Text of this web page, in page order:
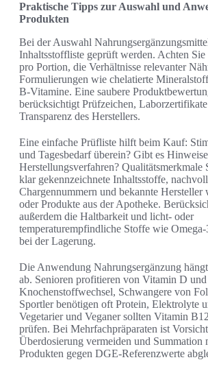
Praktische Tipps zur Auswahl und
Produkten
Bei der Auswahl
Inhaltsstoffliste geprüft werden. Achten
pro Portion, die Verhältnisse relevanter
Formulierungen wie chelatierte
B-Vitamine. Eine saubere
berücksichtigt Prüfzeichen,
Transparenz des Herstellers.
Eine einfache Prüfliste hilft beim Kauf:
und Tagesbedarf überein? Gibt es
Herstellungsverfahren? Qualitätsmerkmale
klar gekennzeichnete Inhaltsstoffe,
Chargennummern und bekannte Hersteller
oder Produkte aus der Apotheke.
außerdem die Haltbarkeit und licht- oder
temperaturempfindliche Stoffe wie
bei der Lagerung.
Die Anwendung Nahrungsergänzung
ab. Senioren profitieren von Vitamin D
Knochenstoffwechsel, Schwangere von
Sportler benötigen oft Protein, Elektrolyte
Vegetarier und Veganer sollten Vitamin
prüfen. Bei Mehrfachpräparaten ist
Überdosierung vermeiden und Summation
Produkten gegen DGE‑Referenzwerte